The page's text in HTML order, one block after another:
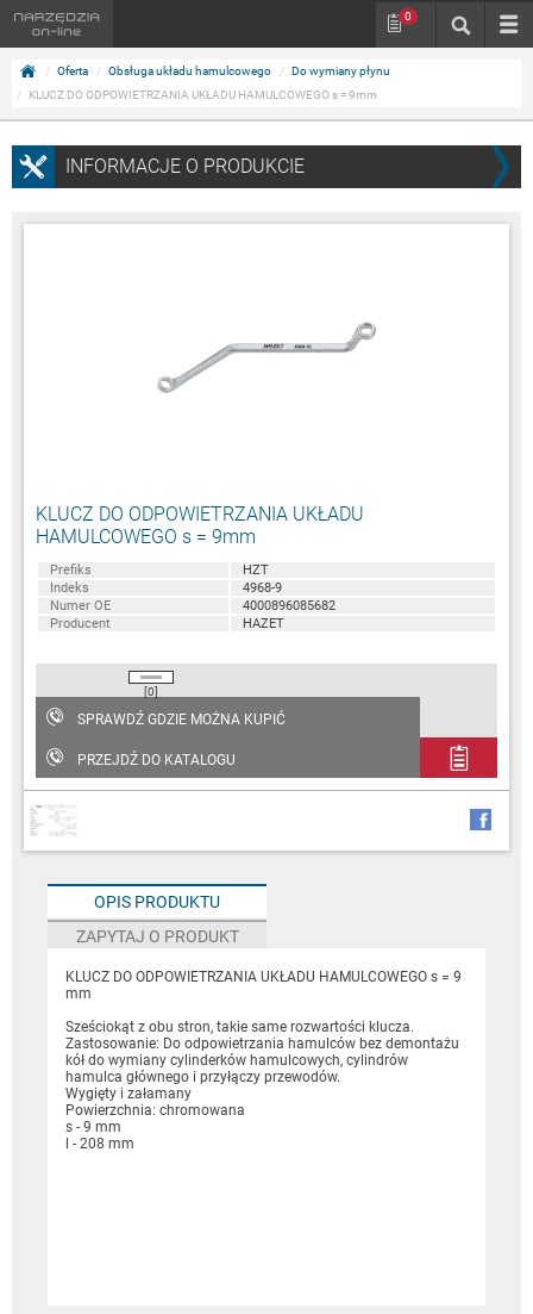
0
Oferta Obsługa układu hamulcowego
Do wymiany płynu
KLUCZ DO ODPOWIETRZANIA UKŁADU HAMULCOWEGO s = 9mm
INFORMACJE O PRODUKCIE
KLUCZ DO ODPOWIETRZANIA UKŁADU
HAMULCOWEGO s = 9mm
Prefiks
HZT
Indeks
4968-9
Numer OE
4000896085682
Producent
HAZET
[0]
SPRAWDŹ GDZIE MOŻNA KUPIĆ
PRZEJDŹ DO KATALOGU
OPIS PRODUKTU
ZAPYTAJ O PRODUKT
KLUCZ DO ODPOWIETRZANIA UKŁADU HAMULCOWEGO s = 9
mm
Sześciokąt z obu stron, takie same rozwartości klucza.
Zastosowanie: Do odpowietrzania hamulców bez demontażu
kół do wymiany cylinderków hamulcowych, cylindrów
hamulca głównego i przyłączy przewodów.
Wygięty i załamany
Powierzchnia: chromowana
s - 9 mm
l - 208 mm